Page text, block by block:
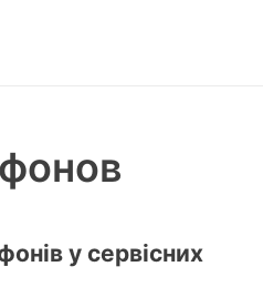
у сервісних